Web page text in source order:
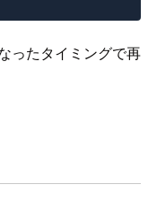
ったタイミングで再